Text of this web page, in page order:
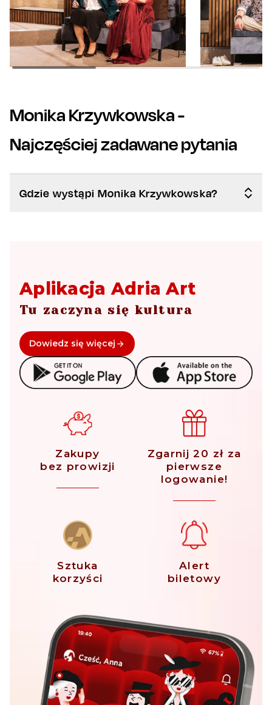
Monika Krzywkowska-
Najczęściej zadawane pytania
Gdzie wystąpi Monika Krzywkowska?
Aplikacja Adria Art
Tu zaczyna się kultura
Dowiedz się więcej
Zakupy
bez prowizji
Zgarnij 20 zł za
pierwsze
logowanie!
Sztuka
korzyści
Alert
biletowy